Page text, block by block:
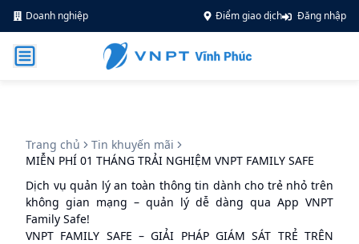
Doanh nghiệp Điểm giao dịch Đăng nhập
Trang chủ
Tin khuyến mãi
MIỄN PHÍ 01 THÁNG TRẢI NGHIỆM VNPT FAMILY SAFE
Dịch vụ quản lý an toàn thông tin dành cho trẻ nhỏ trên
không gian mạng – quản lý dễ dàng qua App VNPT
Family Safe!
VNPT FAMILY SAFE – GIẢI PHÁP GIÁM SÁT TRẺ TRÊN